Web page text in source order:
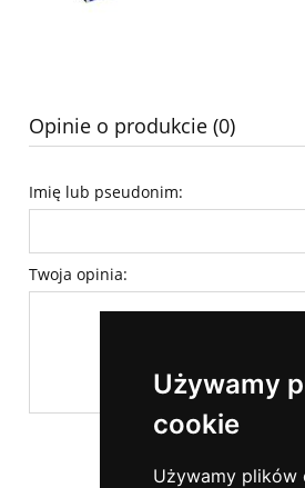
Używamy
cookie
Używamy plików
Opinie o produkcie (0)
Imię lub pseudonim:
Twoja opinia: